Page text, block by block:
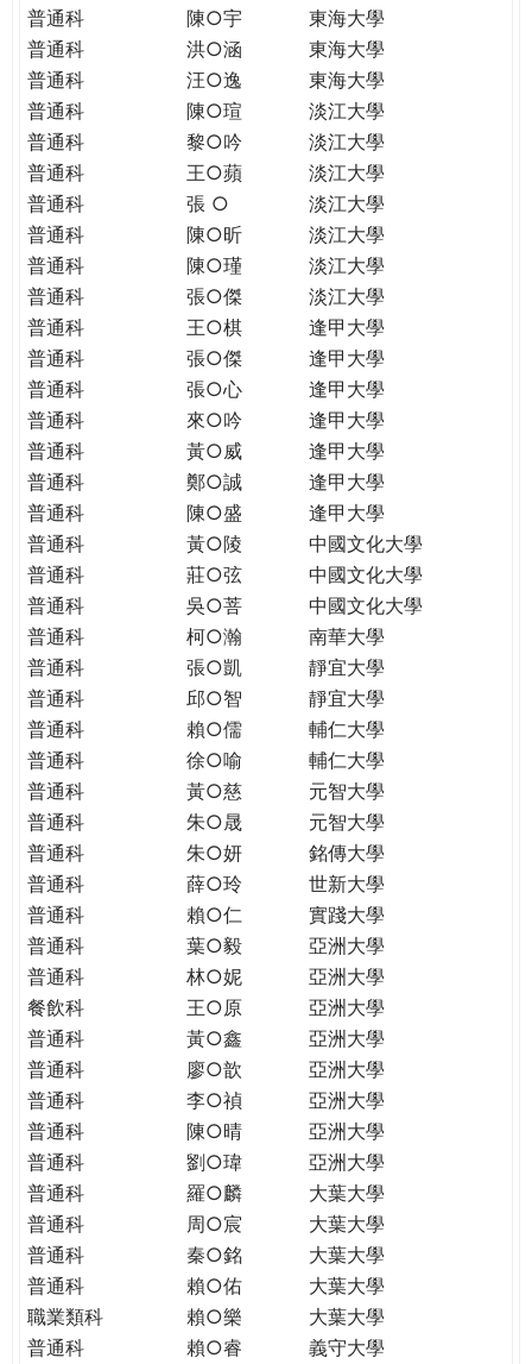
普通科
陳○宇
東海大學
普通科
洪○涵
東海大學
普通科
汪○逸
東海大學
普通科
陳○瑄
淡江大學
普通科
黎○吟
淡江大學
普通科
王○蘋
淡江大學
普通科
張 ○
淡江大學
普通科
陳○昕
淡江大學
普通科
陳○瑾
淡江大學
普通科
張○傑
淡江大學
普通科
王○棋
逢甲大學
普通科
張○傑
逢甲大學
普通科
張○心
逢甲大學
普通科
來○吟
逢甲大學
普通科
黃○威
逢甲大學
普通科
鄭○誠
逢甲大學
普通科
陳○盛
逢甲大學
普通科
黃○陵
中國文化大學
普通科
莊○弦
中國文化大學
普通科
吳○菩
中國文化大學
普通科
柯○瀚
南華大學
普通科
張○凱
靜宜大學
普通科
邱○智
靜宜大學
普通科
賴○儒
輔仁大學
普通科
徐○喻
輔仁大學
普通科
黃○慈
元智大學
普通科
朱○晟
元智大學
普通科
朱○妍
銘傳大學
普通科
薛○玲
世新大學
普通科
賴○仁
實踐大學
普通科
葉○毅
亞洲大學
普通科
林○妮
亞洲大學
餐飲科
王○原
亞洲大學
普通科
黃○鑫
亞洲大學
普通科
廖○歆
亞洲大學
普通科
李○禎
亞洲大學
普通科
陳○晴
亞洲大學
普通科
劉○瑋
亞洲大學
普通科
羅○麟
大葉大學
普通科
周○宸
大葉大學
普通科
秦○銘
大葉大學
普通科
賴○佑
大葉大學
職業類科
賴○樂
大葉大學
普通科
賴○睿
義守大學